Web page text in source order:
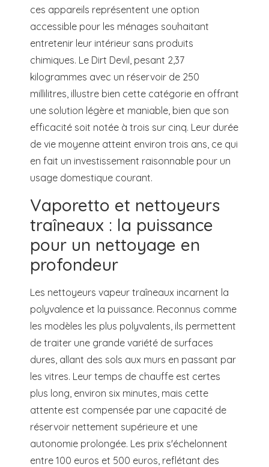
ces appareils représentent une option
accessible pour les ménages souhaitant
entretenir leur intérieur sans produits
chimiques. Le Dirt Devil, pesant 2,37
kilogrammes avec un réservoir de 250
millilitres, illustre bien cette catégorie en offrant
une solution légère et maniable, bien que son
efficacité soit notée à trois sur cinq. Leur durée
de vie moyenne atteint environ trois ans, ce qui
en fait un investissement raisonnable pour un
usage domestique courant.
Vaporetto et nettoyeurs
traîneaux : la puissance
pour un nettoyage en
profondeur
Les nettoyeurs vapeur traîneaux incarnent la
polyvalence et la puissance. Reconnus comme
les modèles les plus polyvalents, ils permettent
de traiter une grande variété de surfaces
dures, allant des sols aux murs en passant par
les vitres. Leur temps de chauffe est certes
plus long, environ six minutes, mais cette
attente est compensée par une capacité de
réservoir nettement supérieure et une
autonomie prolongée. Les prix s'échelonnent
entre 100 euros et 500 euros, reflétant des